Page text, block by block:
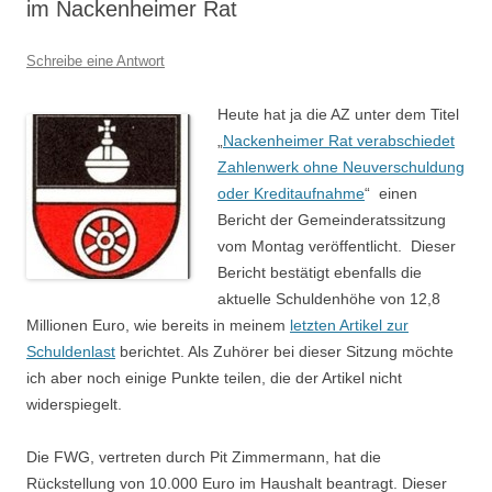
im Nackenheimer Rat
Schreibe eine Antwort
Heute hat ja die AZ unter dem Titel
Nackenheimer Rat verabschiedet
Zahlenwerk ohne Neuverschuldung
oder Kreditaufnahme“ einen
Bericht der Gemeinderatssitzung
vom Montag veröffentlicht. Dieser
Bericht bestätigt ebenfalls die
aktuelle Schuldenhöhe von 12,8
Millionen Euro, wie bereits in meinem letzten Artikel zur
Schuldenlast berichtet. Als Zuhörer bei dieser Sitzung möchte
ich aber noch einige Punkte teilen, die der Artikel nicht
widerspiegelt.
Die FWG, vertreten durch Pit Zimmermann, hat die
Rückstellung von 10.000 Euro im Haushalt beantragt. Dieser